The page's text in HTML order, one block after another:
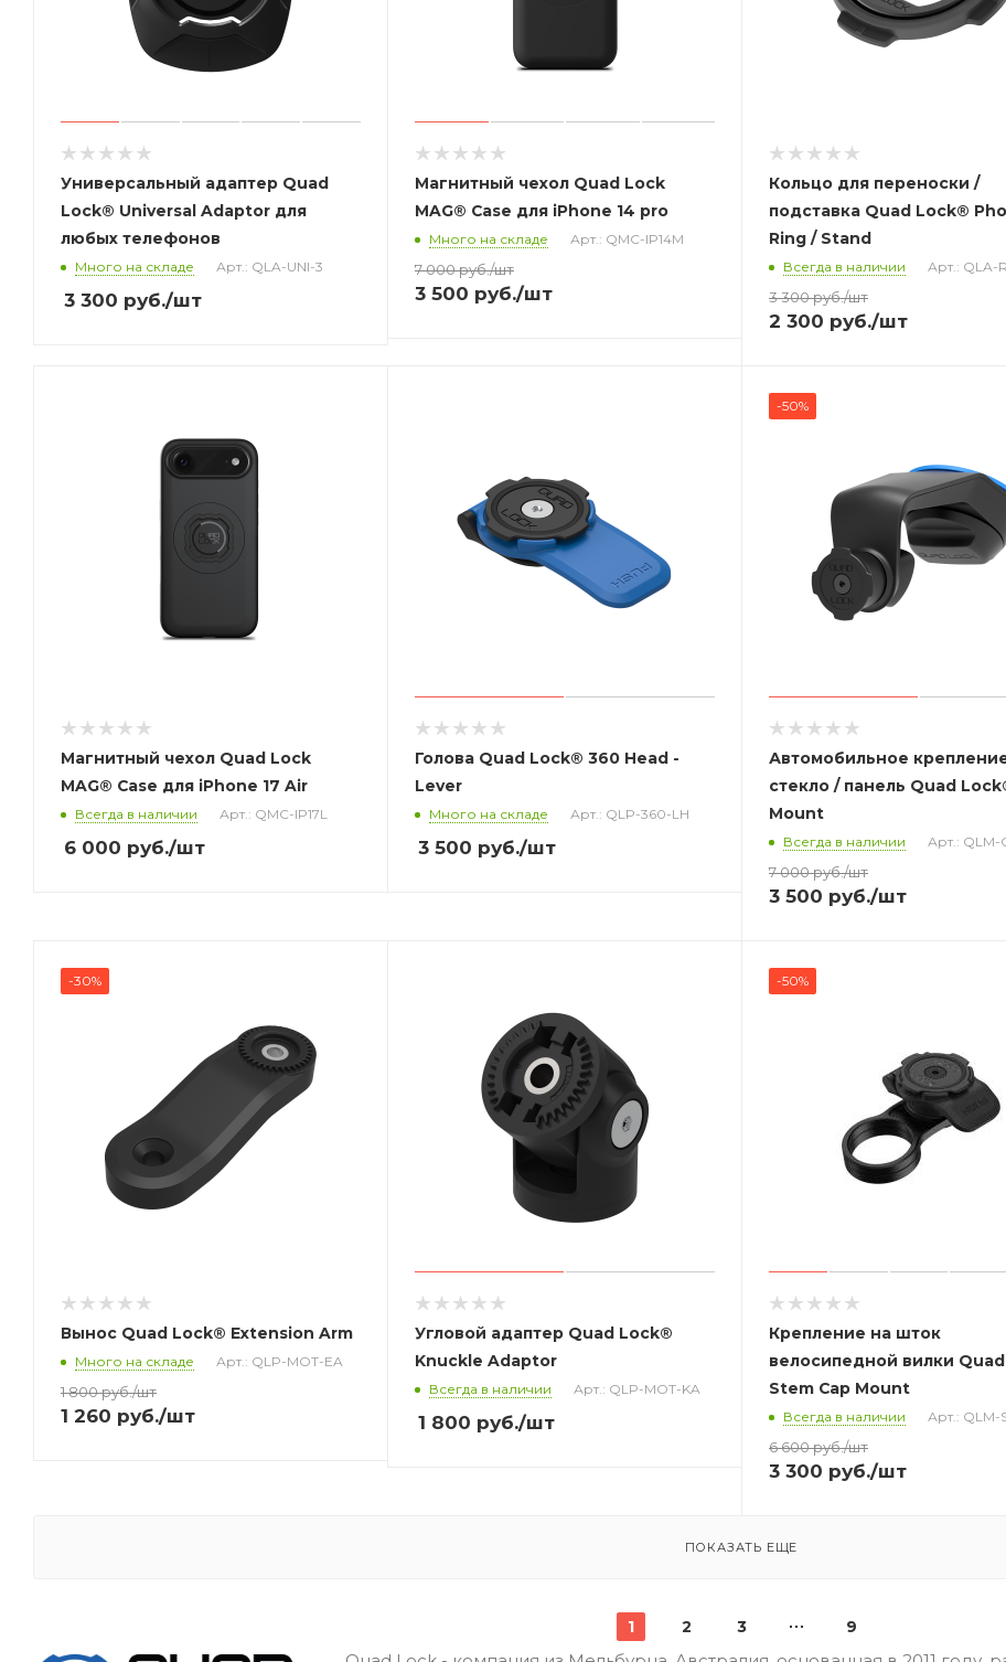
Универсальный адаптер Quad
Lock® Universal Adaptor для
любых телефонов
Много на складе Арт.: QLA-UNI-3
3 300 руб./шт
Магнитный чехол Quad Lock
MAG® Case для iPhone 14 pro
Много на складе Арт.: QMC-IP14M
7 000руб./шт
3 500 руб./шт
Кольцо для переноски /
подставка Quad Lock®
Ring / Stand
Всегда в наличии Арт.: QLA-
3 300руб./шт
2 300 руб./шт
Магнитный чехол Quad Lock
MAG® Case для iPhone 17 Air
Всегда в наличии Арт.: QMC-IP17L
6 000 руб./шт
Голова Quad Lock® 360 Head -
Lever
Много на складе Арт.: QLP-360-LH
3 500 руб./шт
-50%
Автомобильное
стекло / панель Quad
Mount
Всегда в наличии Арт.: QLM-
7 000руб./шт
3 500 руб./шт
-30%
Вынос Quad Lock® Extension Arm
Много на складе Арт.: QLP-MOT-EA
1 800руб./шт
1 260 руб./шт
Угловой адаптер Quad Lock®
Knuckle Adaptor
Всегда в наличии Арт.: QLP-MOT-KA
1 800 руб./шт
-50%
Крепление на шток
велосипедной вилки
Stem Cap Mount
Всегда в наличии Арт.: QLM-
6 600руб./шт
3 300 руб./шт
ПОКАЗАТЬ ЕЩЕ
1 2 3 9